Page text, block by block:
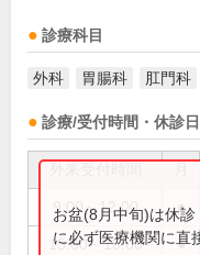
診療科目
外科 胃腸科 肛門科
診療/受付時間・休診日
9:00～12:00 ●
15:00～18:00 ●
お盆(8月中旬)は休
に必ず医療機関に直